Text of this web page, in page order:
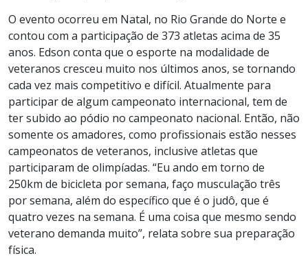
O evento ocorreu em Natal, no Rio Grande do Norte e
contou com a participação de 373 atletas acima de 35
anos. Edson conta que o esporte na modalidade de
veteranos cresceu muito nos últimos anos, se tornando
cada vez mais competitivo e difícil. Atualmente para
participar de algum campeonato internacional, tem de
ter subido ao pódio no campeonato nacional. Então, não
somente os amadores, como profissionais estão nesses
campeonatos de veteranos, inclusive atletas que
participaram de olimpíadas. “Eu ando em torno de
250km de bicicleta por semana, faço musculação três
por semana, além do específico que é o judô, que é
quatro vezes na semana. É uma coisa que mesmo sendo
veterano demanda muito”, relata sobre sua preparação
física.